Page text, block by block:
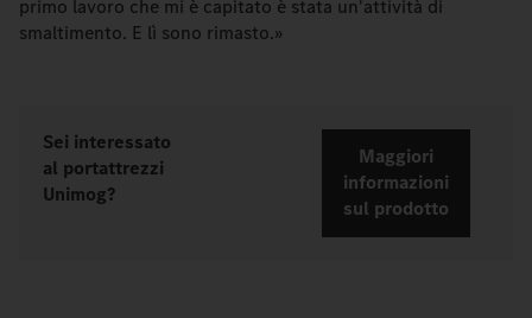
primo lavoro che mi è capitato è stata un'attività di
smaltimento. E lì sono rimasto.»
Sei interessato
al portattrezzi
Unimog?
Maggiori
informazioni
sul prodotto